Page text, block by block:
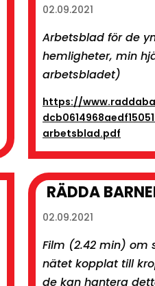
02.09.2021
Arbetsblad för de
hemligheter, min
arbetsbladet)
https://
arbetsblad.pdf
RÄDDA
02.09.2021
Film (2.42 min) om
nätet kopplat till
de kan hantera